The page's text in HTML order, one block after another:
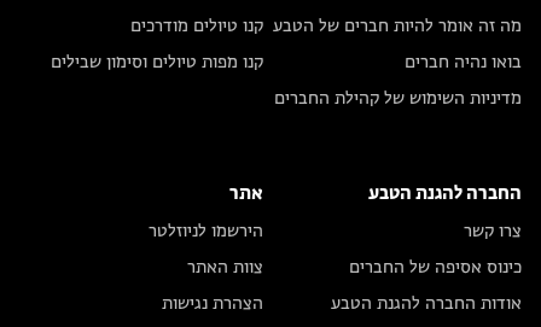
מה זה אומר להיות חברים של הטבע
בואו נהיה חברים
מדיניות השימוש של קהילת החברים
קנו טיולים מודרכים
קנו מפות טיולים וסימון שבילים
החברה להגנת הטבע
צרו קשר
כינוס אסיפה של החברים
אודות החברה להגנת הטבע
אתר
הירשמו לניוזלטר
צוות האתר
הצהרת נגישות